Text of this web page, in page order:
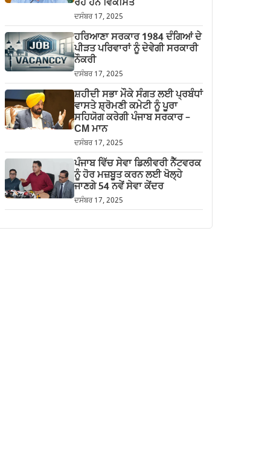
ਰਹੇ ਹਨ ਵਿਕਸਿਤ
ਦਸੰਬਰ 17, 2025
ਹਰਿਆਣਾ ਸਰਕਾਰ 1984 ਦੰਗਿਆਂ ਦੇ
ਪੀੜਤ ਪਰਿਵਾਰਾਂ ਨੂੰ ਦੇਵੇਗੀ ਸਰਕਾਰੀ
ਨੌਕਰੀ
ਦਸੰਬਰ 17, 2025
ਸ਼ਹੀਦੀ ਸਭਾ ਮੌਕੇ ਸੰਗਤ ਲਈ ਪ੍ਰਬੰਧਾਂ
ਵਾਸਤੇ ਸ਼੍ਰੋਮਣੀ ਕਮੇਟੀ ਨੂੰ ਪੂਰਾ
ਸਹਿਯੋਗ ਕਰੇਗੀ ਪੰਜਾਬ ਸਰਕਾਰ –
CM ਮਾਨ
ਦਸੰਬਰ 17, 2025
ਪੰਜਾਬ ਵਿੱਚ ਸੇਵਾ ਡਿਲੀਵਰੀ ਨੈੱਟਵਰਕ
ਨੂੰ ਹੋਰ ਮਜ਼ਬੂਤ ਕਰਨ ਲਈ ਖੋਲ੍ਹੇ
ਜਾਣਗੇ 54 ਨਵੇਂ ਸੇਵਾ ਕੇਂਦਰ
ਦਸੰਬਰ 17, 2025